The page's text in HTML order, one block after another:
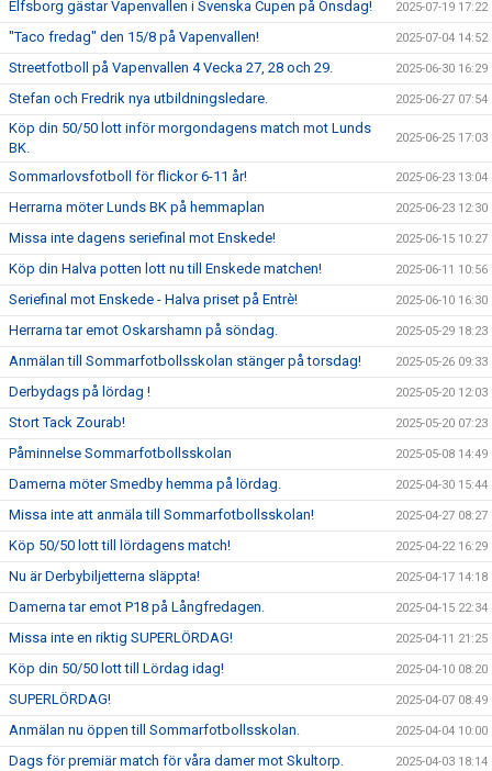
Elfsborg gästar Vapenvallen i Svenska Cupen på Onsdag! 2025-07-19 17:22
"Taco fredag" den 15/8 på Vapenvallen! 2025-07-04 14:52
Streetfotboll på Vapenvallen 4 Vecka 27, 28 och 29. 2025-06-30 16:29
Stefan och Fredrik nya utbildningsledare. 2025-06-27 07:54
Köp din 50/50 lott inför morgondagens match mot Lunds
BK.
2025-06-25 17:03
Sommarlovsfotboll för flickor 6-11 år! 2025-06-23 13:04
Herrarna möter Lunds BK på hemmaplan 2025-06-23 12:30
Missa inte dagens seriefinal mot Enskede! 2025-06-15 10:27
Köp din Halva potten lott nu till Enskede matchen! 2025-06-11 10:56
Seriefinal mot Enskede - Halva priset på Entrè! 2025-06-10 16:30
Herrarna tar emot Oskarshamn på söndag. 2025-05-29 18:23
Anmälan till Sommarfotbollsskolan stänger på torsdag! 2025-05-26 09:33
Derbydags på lördag ! 2025-05-20 12:03
Stort Tack Zourab! 2025-05-20 07:23
Påminnelse Sommarfotbollsskolan 2025-05-08 14:49
Damerna möter Smedby hemma på lördag. 2025-04-30 15:44
Missa inte att anmäla till Sommarfotbollsskolan! 2025-04-27 08:27
Köp 50/50 lott till lördagens match! 2025-04-22 16:29
Nu är Derbybiljetterna släppta! 2025-04-17 14:18
Damerna tar emot P18 på Långfredagen. 2025-04-15 22:34
Missa inte en riktig SUPERLÖRDAG! 2025-04-11 21:25
Köp din 50/50 lott till Lördag idag! 2025-04-10 08:20
SUPERLÖRDAG! 2025-04-07 08:49
Anmälan nu öppen till Sommarfotbollsskolan. 2025-04-04 10:00
Dags för premiär match för våra damer mot Skultorp. 2025-04-03 18:14